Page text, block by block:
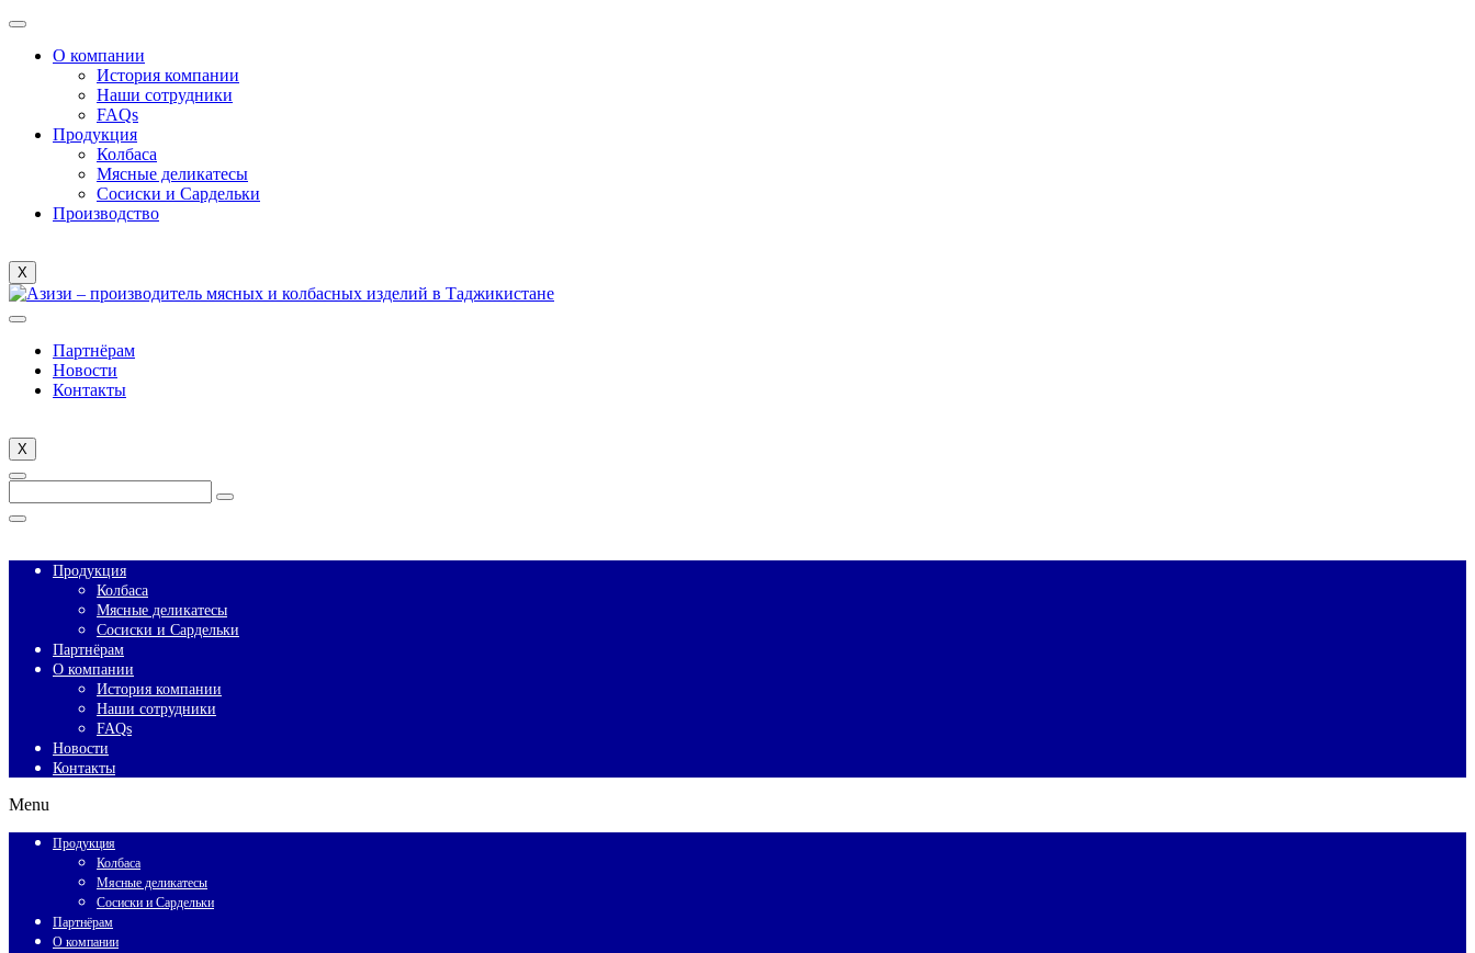
О компании
История компании
Наши сотрудники
FAQs
Продукция
Колбаса
Мясные деликатесы
Сосиски и Сардельки
Производство
X
Партнёрам
Новости
Контакты
X
Enter
Keyword
for:
Search
Close
Продукция
Колбаса
Мясные деликатесы
Сосиски и Сардельки
Партнёрам
О компании
История компании
Наши сотрудники
FAQs
Новости
Контакты
Menu
Продукция
Колбаса
Мясные деликатесы
Сосиски и Сардельки
Партнёрам
О компании